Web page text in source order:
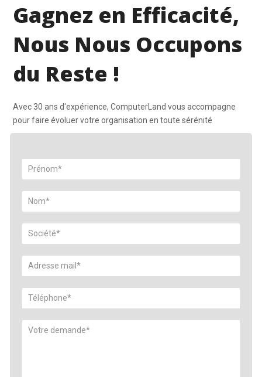
Gagnez en Efficacité,
Nous Nous Occupons
du Reste !
Avec 30 ans d'expérience, ComputerLand vous accompagne
pour faire évoluer votre organisation en toute sérénité